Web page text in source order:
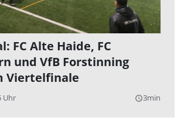
FC Alte Haide, FC
und VfB Forstinning
Viertelfinale
Uhr query_builder3min